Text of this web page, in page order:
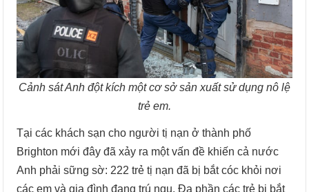
Cảnh sát Anh đột kích một cơ sở sản xuất sử dụng nô lệ
trẻ em.
Tại các khách sạn cho người tị nạn ở thành phố
Brighton mới đây đã xảy ra một vấn đề khiến cả nước
Anh phải sững sờ: 222 trẻ tị nạn đã bị bắt cóc khỏi nơi
các em và gia đình đang trú ngụ. Đa phần các trẻ bị bắt